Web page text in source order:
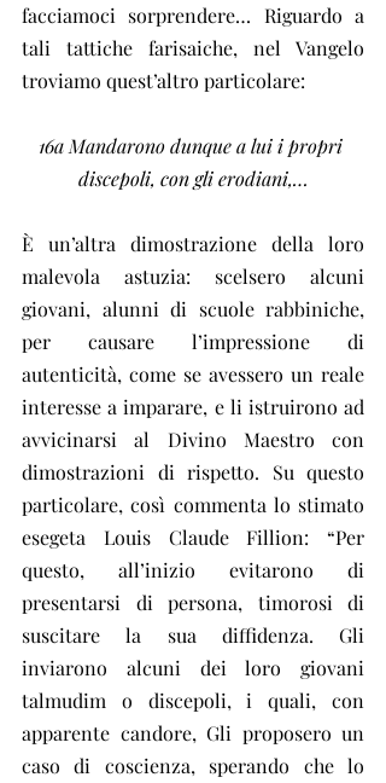
facciamoci sorprendere… Riguardo a
tali tattiche farisaiche, nel Vangelo
troviamo quest’altro particolare:
16a Mandarono dunque a lui i propri
discepoli, con gli erodiani,…
È un’altra dimostrazione della loro
malevola astuzia: scelsero alcuni
giovani, alunni di scuole rabbiniche,
per causare l’impressione di
autenticità, come se avessero un reale
interesse a imparare, e li istruirono ad
avvicinarsi al Divino Maestro con
dimostrazioni di rispetto. Su questo
particolare, così commenta lo stimato
esegeta Louis Claude Fillion: “Per
questo, all’inizio evitarono di
presentarsi di persona, timorosi di
suscitare la sua diffidenza. Gli
inviarono alcuni dei loro giovani
talmudim o discepoli, i quali, con
apparente candore, Gli proposero un
caso di coscienza, sperando che lo